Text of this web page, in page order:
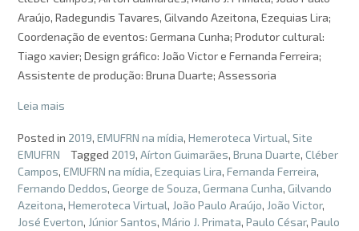
Araújo, Radegundis Tavares, Gilvando Azeitona, Ezequias Lira;
Coordenação de eventos: Germana Cunha; Produtor cultural:
Tiago xavier; Design gráfico: João Victor e Fernanda Ferreira;
Assistente de produção: Bruna Duarte; Assessoria
Leia mais
Posted in 2019, EMUFRN na mídia, Hemeroteca Virtual, Site
EMUFRN
Tagged 2019, Aírton Guimarães, Bruna Duarte, Cléber
Campos, EMUFRN na mídia, Ezequias Lira, Fernanda Ferreira,
Fernando Deddos, George de Souza, Germana Cunha, Gilvando
Azeitona, Hemeroteca Virtual, João Paulo Araújo, João Victor,
José Everton, Júnior Santos, Mário J. Primata, Paulo César, Paulo